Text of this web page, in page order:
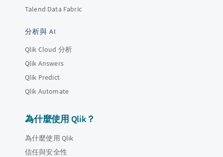
Talend Data Fabric
分析與 AI
Qlik Cloud 分析
Qlik Answers
Qlik Predict
Qlik Automate
為什麼使用 Qlik？
為什麼使用 Qlik
信任與安全性